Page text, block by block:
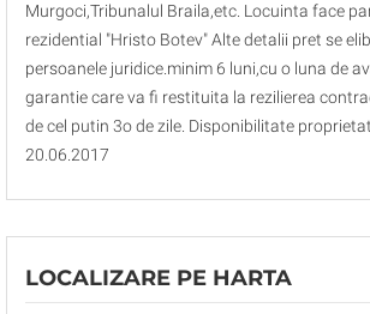
Murgoci,Tribunalul Braila,etc. Locuinta face
rezidential "Hristo Botev" Alte detalii pret se
persoanele juridice.minim 6 luni,cu o luna de
garantie care va fi restituita la rezilierea
de cel putin 3o de zile. Disponibilitate
20.06.2017
LOCALIZARE PE HARTA